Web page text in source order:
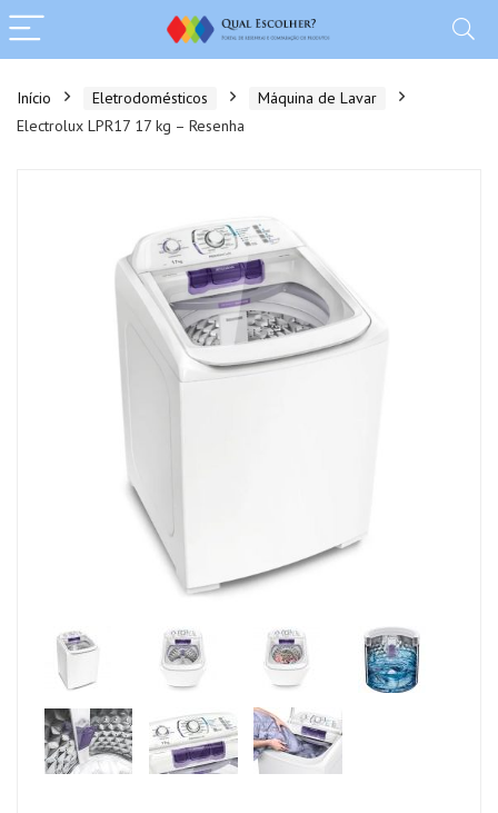
Início Eletrodomésticos
Máquina de Lavar
Electrolux LPR17 17 kg – Resenha